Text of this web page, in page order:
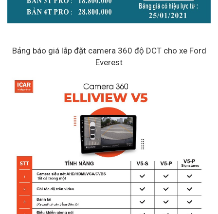
Bảng báo giá lắp đặt camera 360 độ DCT cho xe Ford
Everest